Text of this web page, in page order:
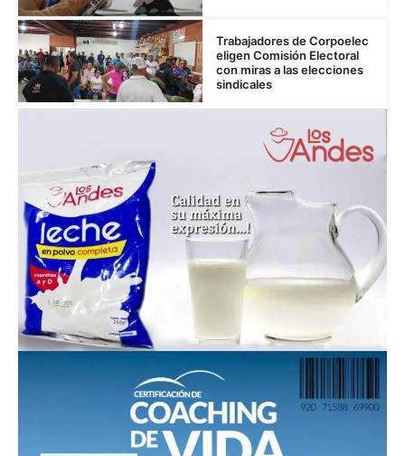
Trabajadores de Corpoelec
eligen Comisión Electoral
con miras a las elecciones
sindicales